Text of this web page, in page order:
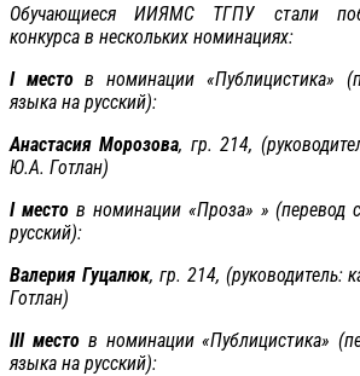
Обучающиеся ИИЯМС ТГПУ стали
конкурса в нескольких номинациях:
Iместов номинации «Публицистика»
языка на русский):
Анастасия Морозова, гр. 214,
Ю.А. Готлан)
Iместов номинации «Проза» » (перевод
русский):
Валерия Гуцалюк, гр. 214, (руководитель:
Готлан)
IIIместов номинации «Публицистика»
языка на русский):